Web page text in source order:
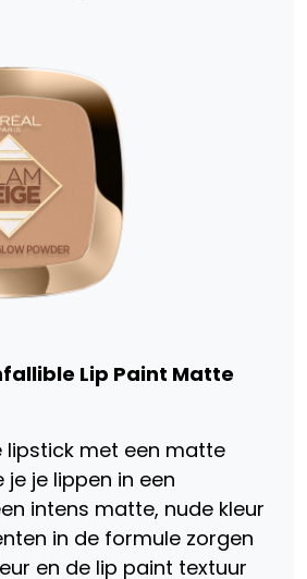
Lip Paint Matte
lipstick met een matte
je lippen in een
intens matte, nude kleur
in de formule zorgen
en de lip paint textuur